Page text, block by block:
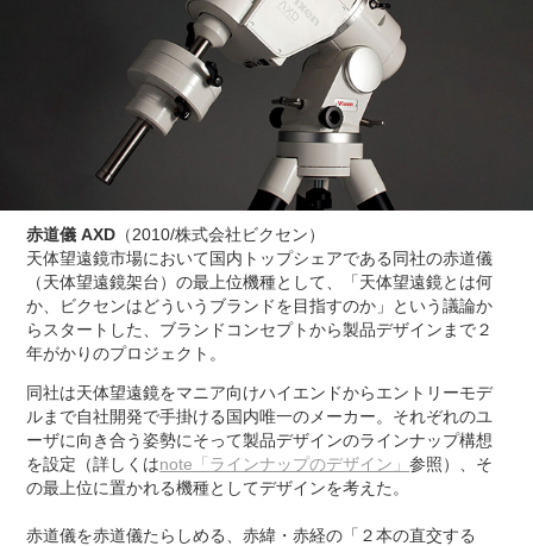
赤道儀 AXD （2010/株式会社ビクセン）
天体望遠鏡市場において国内トップシェアである同社の赤道儀
（天体望遠鏡架台）の最上位機種として、「天体望遠鏡とは何
か、ビクセンはどういうブランドを目指すのか」という議論か
らスタートした、ブランドコンセプトから製品デザインまで２
年がかりのプロジェクト。
同社は天体望遠鏡をマニア向けハイエンドからエントリーモデ
ルまで自社開発で手掛ける国内唯一のメーカー。それぞれのユ
ーザに向き合う姿勢にそって製品デザインのラインナップ構想
を設定（詳しくはnote「ラインナップのデザイン」参照）、そ
の最上位に置かれる機種としてデザインを考えた。
赤道儀を赤道儀たらしめる、赤緯・赤経の「２本の直交する